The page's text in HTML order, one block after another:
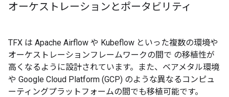
オーケストレーションとポータビリティ
TFX は Apache Airflow や Kubeflow といった複数の環境や
オーケストレーションフレームワークの間で の移植性が
高くなるように設計されています。また、ベアメタル環境
や Google Cloud Platform (GCP) のような異なるコンピュ
ーティングプラットフォームの間でも移植可能です。